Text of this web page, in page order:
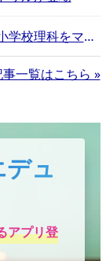
ドラえもんのふしぎ！理科図鑑で小学校理科をマスター！
一覧はこちら »
ュ
アプリ登